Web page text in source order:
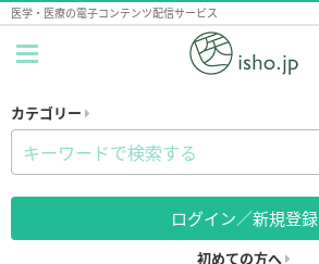
医学・医療の電子コンテンツ配信サービス
カテゴリー
ログイン／新規登録
初めての方へ